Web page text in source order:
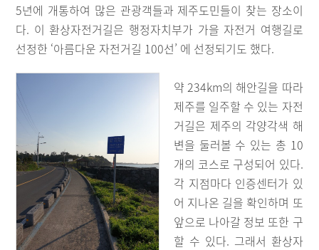
5년에 개통하여 많은 관광객들과 제주도민들이 찾는 장소이
다. 이 환상자전거길은 행정자치부가 가을 자전거 여행길로
선정한 ‘아름다운 자전거길 100선’ 에 선정되기도 했다.
약 234km의 해안길을 따라
제주를 일주할 수 있는 자전
거길은 제주의 각양각색 해
변을 둘러볼 수 있는 총 10
개의 코스로 구성되어 있다.
각 지점마다 인증센터가 있
어 지나온 길을 확인하며 또
앞으로 나아갈 정보 또한 구
할 수 있다. 그래서 환상자